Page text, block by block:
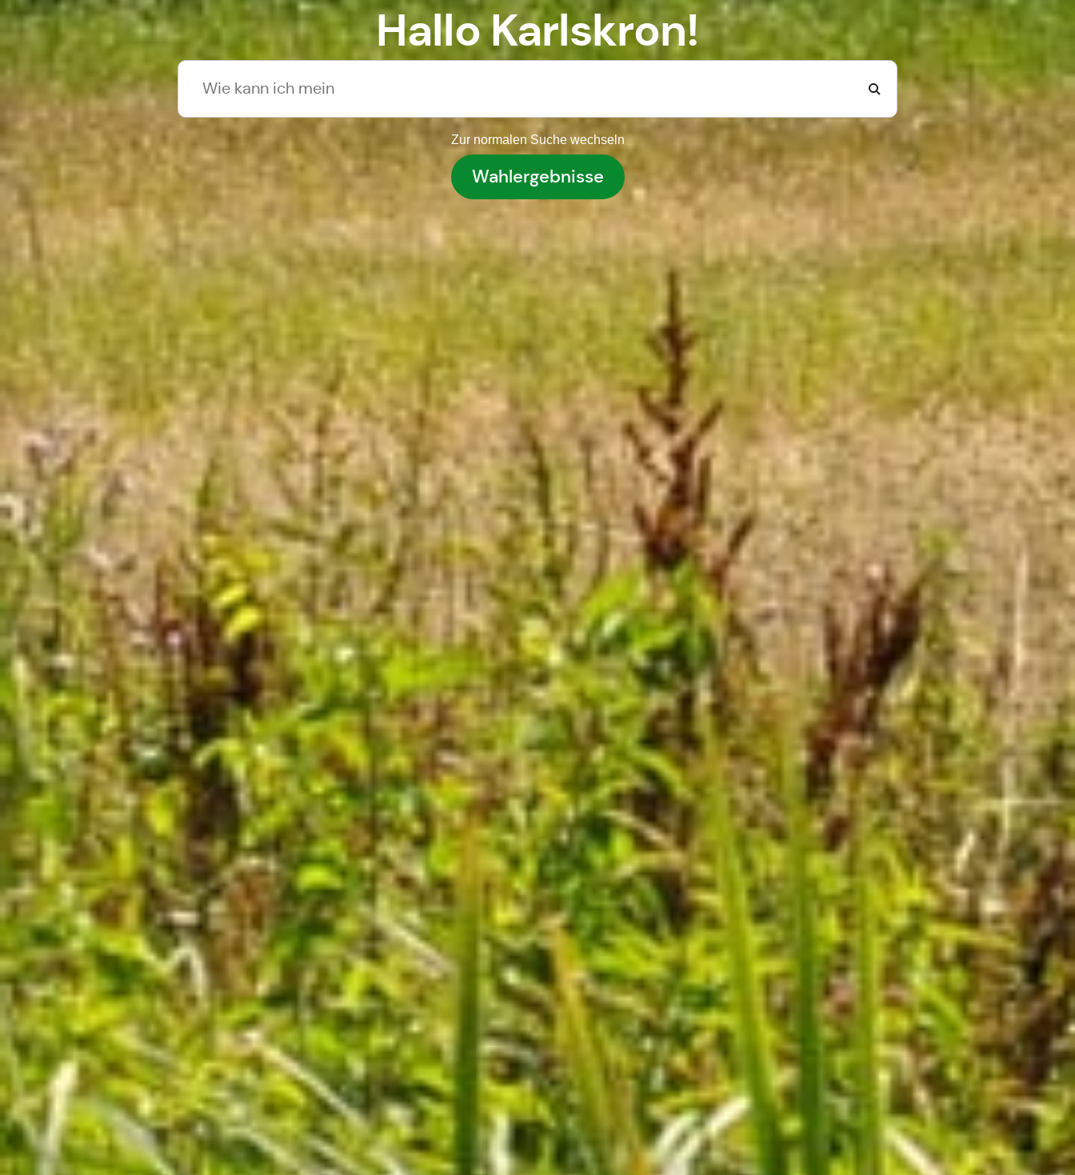
Hallo Karlskron!
Zur normalen Suche wechseln
Wahlergebnisse